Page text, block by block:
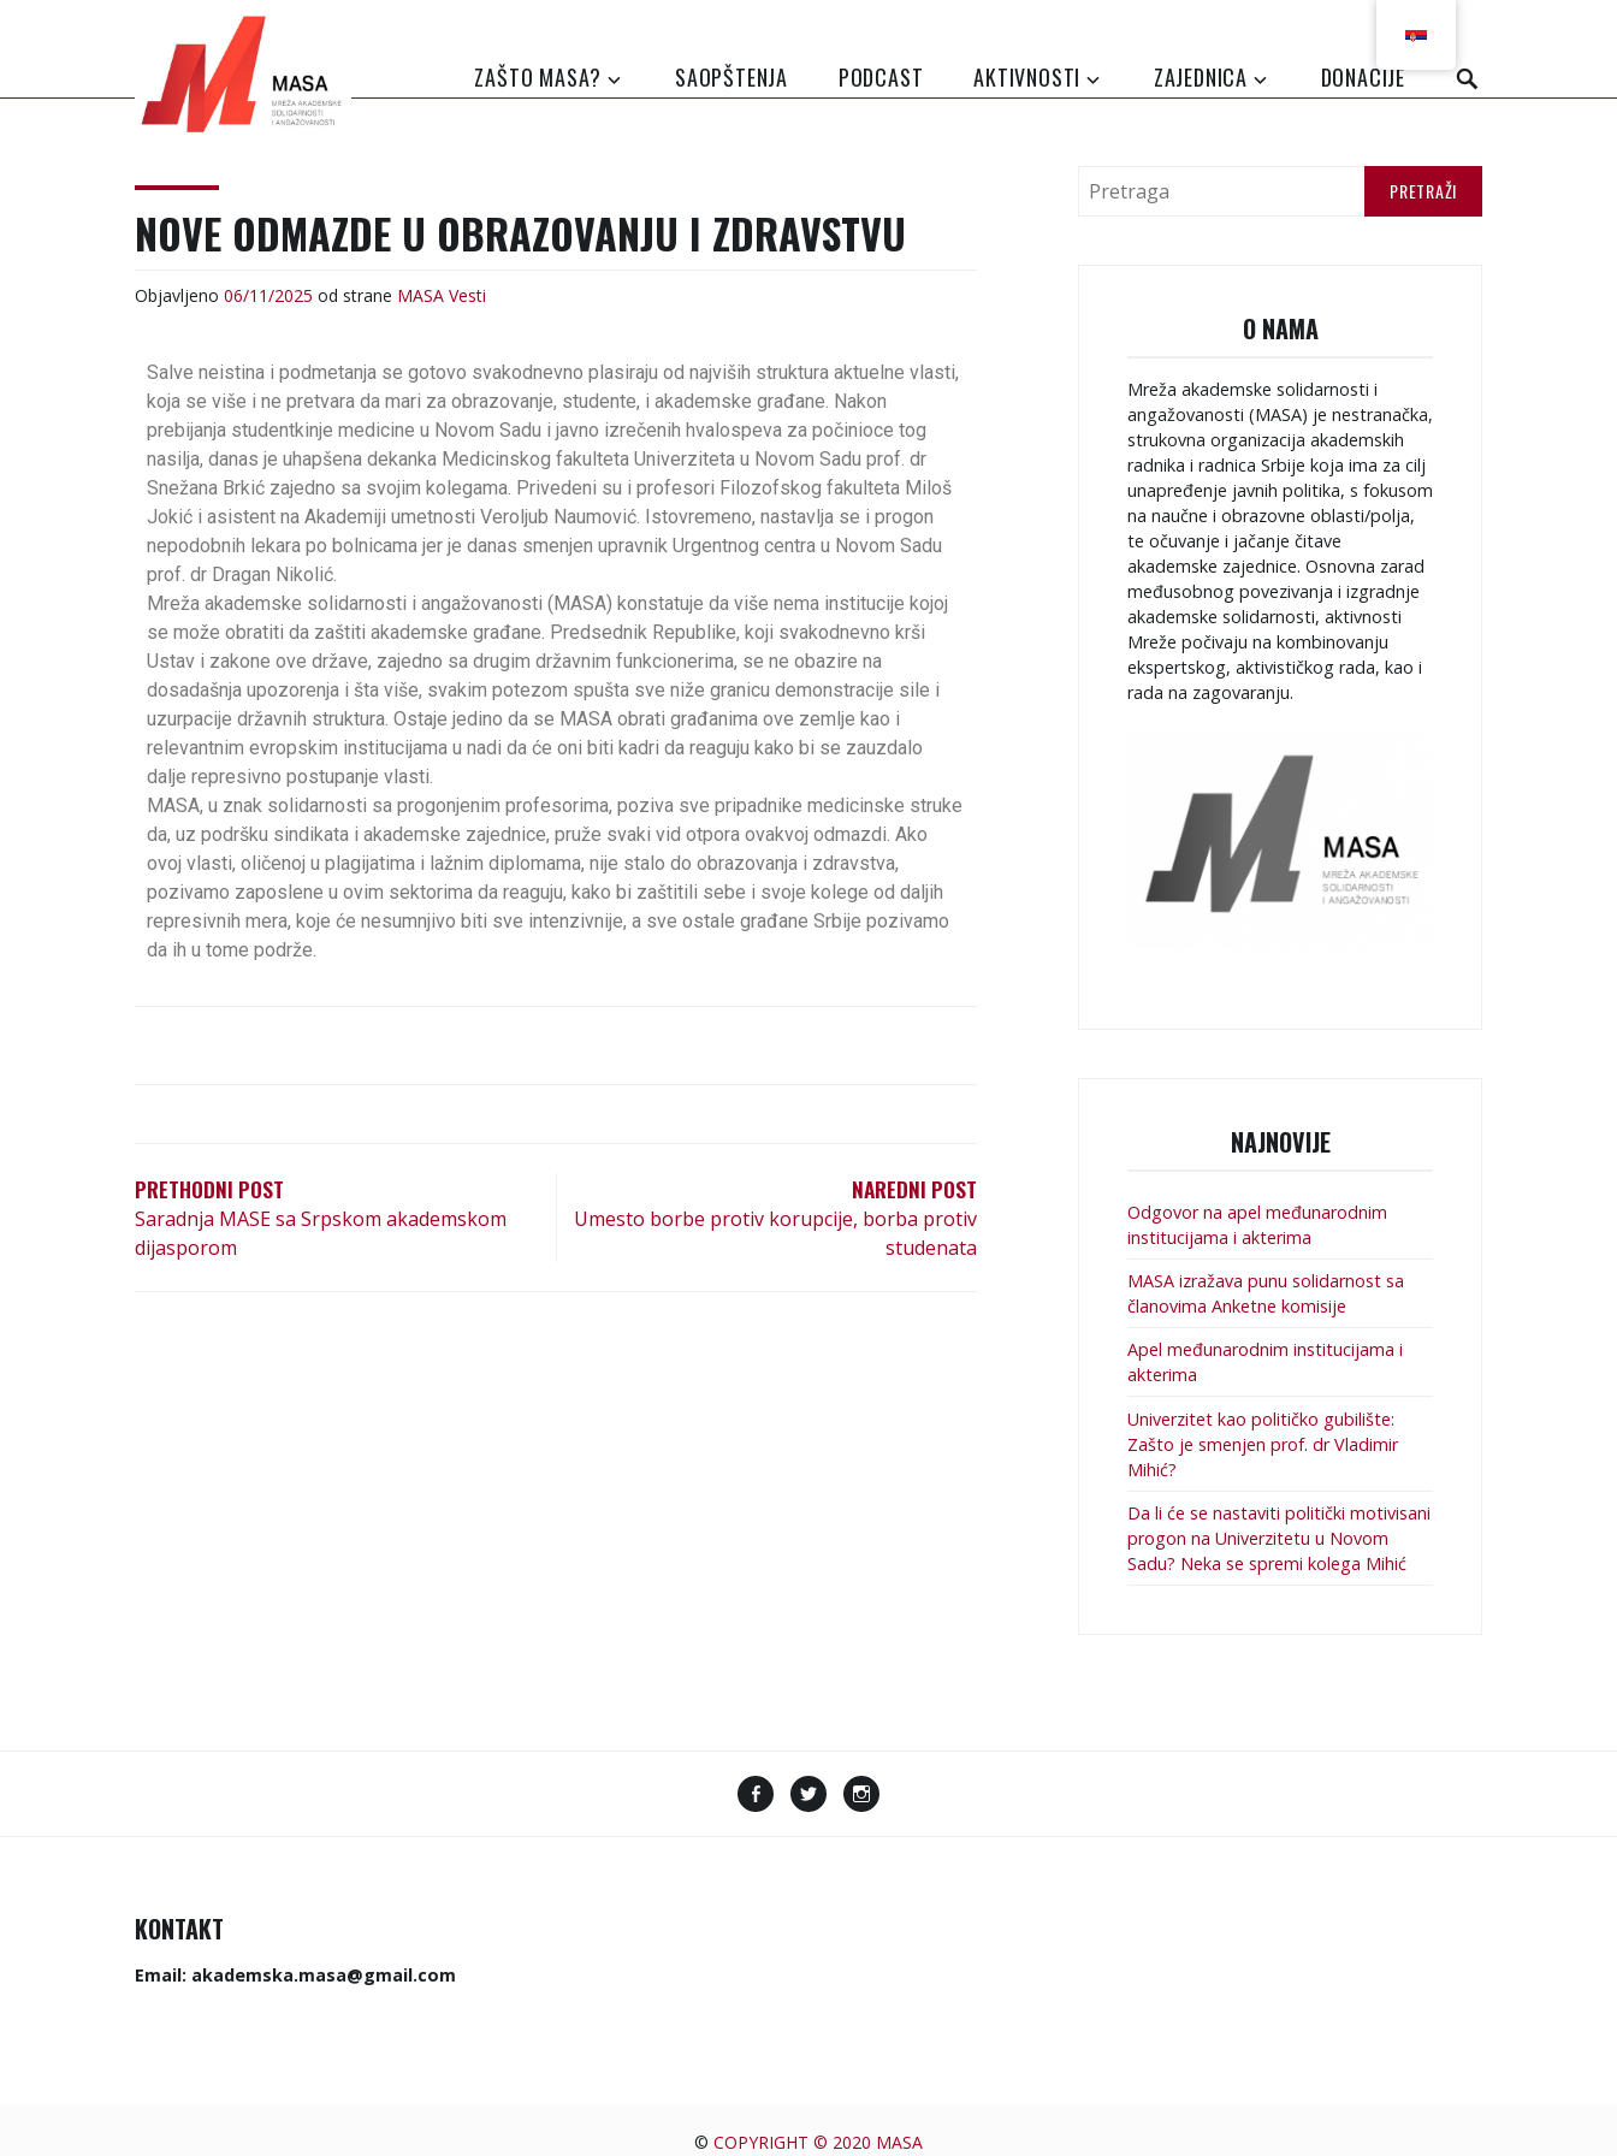
MASA
SOLIDARNOSTI I
ANGAŽOVANOSTI
ZAŠTO MASA? SAOPŠTENJA PODCAST AKTIVNOSTI ZAJEDNICA DONACIJE
NOVE ODMAZDE U OBRAZOVANJU I ZDRAVSTVU
Objavljeno 06/11/2025 od strane MASA Vesti
Salve neistina i podmetanja se gotovo svakodnevno plasiraju od najviših struktura aktuelne vlasti,
koja se više i ne pretvara da mari za obrazovanje, studente, i akademske građane. Nakon
prebijanja studentkinje medicine u Novom Sadu i javno izrečenih hvalospeva za počinioce tog
nasilja, danas je uhapšena dekanka Medicinskog fakulteta Univerziteta u Novom Sadu prof. dr
Snežana Brkić zajedno sa svojim kolegama. Privedeni su i profesori Filozofskog fakulteta Miloš
Jokić i asistent na Akademiji umetnosti Veroljub Naumović. Istovremeno, nastavlja se i progon
nepodobnih lekara po bolnicama jer je danas smenjen upravnik Urgentnog centra u Novom Sadu
prof. dr Dragan Nikolić.
Mreža akademske solidarnosti i angažovanosti (MASA) konstatuje da više nema institucije kojoj
se može obratiti da zaštiti akademske građane. Predsednik Republike, koji svakodnevno krši
Ustav i zakone ove države, zajedno sa drugim državnim funkcionerima, se ne obazire na
dosadašnja upozorenja i šta više, svakim potezom spušta sve niže granicu demonstracije sile i
uzurpacije državnih struktura. Ostaje jedino da se MASA obrati građanima ove zemlje kao i
relevantnim evropskim institucijama u nadi da će oni biti kadri da reaguju kako bi se zauzdalo
dalje represivno postupanje vlasti.
MASA, u znak solidarnosti sa progonjenim profesorima, poziva sve pripadnike medicinske struke
da, uz podršku sindikata i akademske zajednice, pruže svaki vid otpora ovakvoj odmazdi. Ako
ovoj vlasti, oličenoj u plagijatima i lažnim diplomama, nije stalo do obrazovanja i zdravstva,
pozivamo zaposlene u ovim sektorima da reaguju, kako bi zaštitili sebe i svoje kolege od daljih
represivnih mera, koje će nesumnjivo biti sve intenzivnije, a sve ostale građane Srbije pozivamo
da ih u tome podrže.
PRETHODNI POST
Saradnja MASE sa Srpskom akademskom
dijasporom
NAREDNI POST
Umesto borbe protiv korupcije, borba protiv
studenata
O NAMA
Mreža akademske solidarnosti i
angažovanosti (MASA) je nestranačka,
strukovna organizacija akademskih
radnika i radnica Srbije koja ima za cilj
unapređenje javnih politika, s fokusom
na naučne i obrazovne oblasti/polja,
te očuvanje i jačanje čitave
akademske zajednice. Osnovna zarad
međusobnog povezivanja i izgradnje
akademske solidarnosti, aktivnosti
Mreže počivaju na kombinovanju
ekspertskog, aktivističkog rada, kao i
rada na zagovaranju.
NAJNOVIJE
Odgovor na apel međunarodnim
institucijama i akterima
MASA izražava punu solidarnost sa
članovima Anketne komisije
Apel međunarodnim institucijama i
akterima
Univerzitet kao političko gubilište:
Zašto je smenjen prof. dr Vladimir
Mihić?
Da li će se nastaviti politički motivisani
progon na Univerzitetu u Novom
Sadu? Neka se spremi kolega Mihić
KONTAKT
Email: akademska.masa@gmail.com
© COPYRIGHT © 2020 MASA